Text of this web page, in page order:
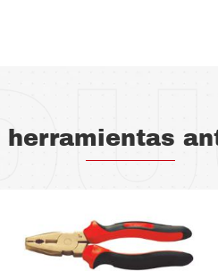
herramientas